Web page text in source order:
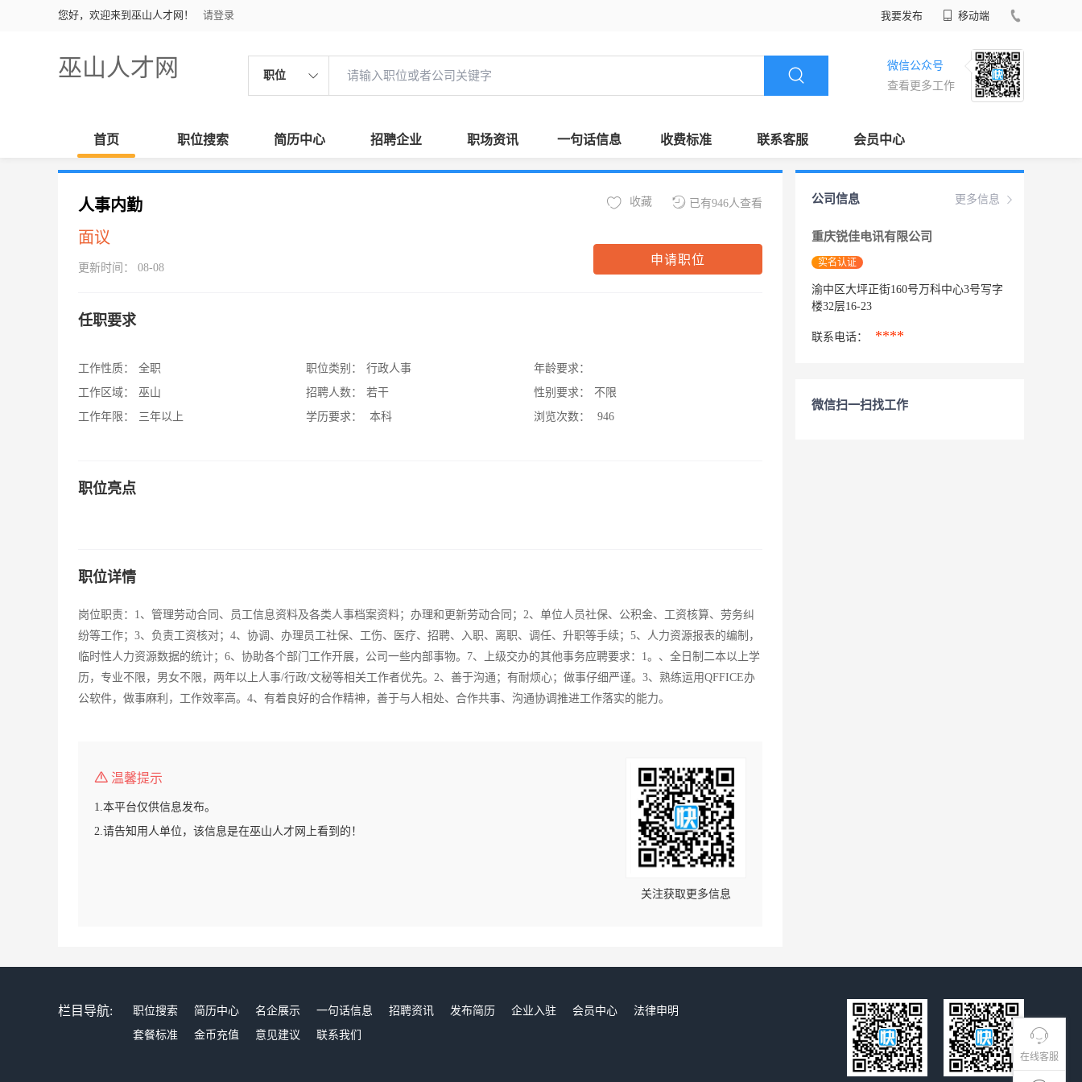
您好，欢迎来到巫山人才网！ 请登录 我要发布 移动端
巫山人才网 职位
微信公众号
查看更多工作
首页 职位搜索 简历中心 招聘企业 职场资讯 一句话信息 收费标准 联系客服 会员中心
在线客服
人事内勤
面议
更新时间： 08-08
已有946人查看
收藏
申请职位
任职要求
工作性质：
全职
工作区域：
巫山
工作年限：
三年以上
职位类别：
行政人事
招聘人数：
若干
学历要求：
本科
年龄要求：
性别要求：
不限
浏览次数：
946
职位亮点
职位详情
岗位职责：1、管理劳动合同、员工信息资料及各类人事档案资料；办理和更新劳动合同；2、单位人员社保、公积金、工资核算、劳务纠
纷等工作；3、负责工资核对；4、协调、办理员工社保、工伤、医疗、招聘、入职、离职、调任、升职等手续；5、人力资源报表的编制，
临时性人力资源数据的统计；6、协助各个部门工作开展，公司一些内部事物。7、上级交办的其他事务应聘要求：1。、全日制二本以上学
历，专业不限，男女不限，两年以上人事/行政/文秘等相关工作者优先。2、善于沟通；有耐烦心；做事仔细严谨。3、熟练运用QFFICE办
公软件，做事麻利，工作效率高。4、有着良好的合作精神，善于与人相处、合作共事、沟通协调推进工作落实的能力。
温馨提示
1.本平台仅供信息发布。
2.请告知用人单位，该信息是在巫山人才网上看到的！
关注获取更多信息
更多信息
公司信息
重庆锐佳电讯有限公司
实名认证
渝中区大坪正街160号万科中心3号写字
楼32层16-23
联系电话： ****
微信扫一扫找工作
栏目导航: 职位搜索 简历中心 名企展示 一句话信息 招聘资讯 发布简历 企业入驻 会员中心
法律申明
套餐标准
金币充值 意见建议 联系我们